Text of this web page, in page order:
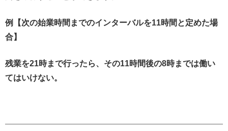
例【次の始業時間までのインターバルを11時間と定めた場
合】
残業を21時まで行ったら、その11時間後の8時までは働い
てはいけない。